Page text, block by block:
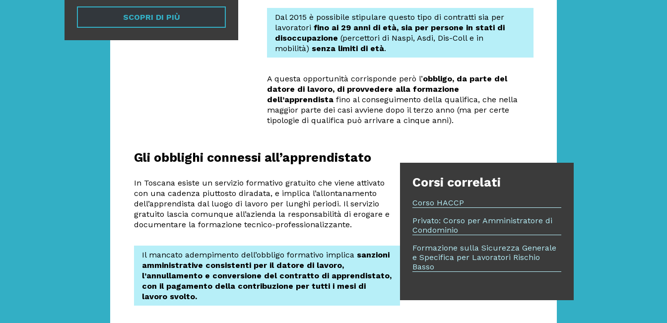
SCOPRI DI PIÙ
Dal 2015 è possibile stipulare questo tipo di contratti sia per
lavoratori fino ai 29 anni di età, sia per persone in stati di
disoccupazione (percettori di Naspi, Asdi, Dis-Coll e in
mobilità) senza limiti di età.
A questa opportunità corrisponde però l’obbligo, da parte del
datore di lavoro, di provvedere alla formazione
dell’apprendistafino al conseguimento della qualifica, che nella
maggior parte dei casi avviene dopo il terzo anno (ma per certe
tipologie di qualifica può arrivare a cinque anni).
Gli obblighi connessi all’apprendistato
In Toscana esiste un servizio formativo gratuito che viene attivato
con una cadenza piuttosto diradata, e implica l’allontanamento
dell’apprendista dal luogo di lavoro per lunghi periodi. Il servizio
gratuito lascia comunque all’azienda la responsabilità di erogare e
documentare la formazione tecnico-professionalizzante.
Il mancato adempimento dell’obbligo formativo implica sanzioni
amministrative consistenti per il datore di lavoro,
l’annullamento e conversione del contratto di apprendistato,
con il pagamento della contribuzione per tutti i mesi di
lavoro svolto.
Corsi correlati
Corso HACCP
Privato: Corso per Amministratore di
Condominio
Formazione sulla Sicurezza Generale
e Specifica per Lavoratori Rischio
Basso